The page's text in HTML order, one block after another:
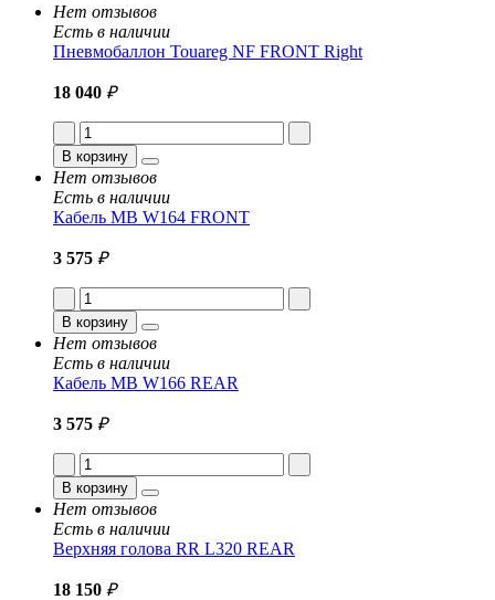
Нет отзывов
Есть в наличии
Пневмобаллон Touareg NF FRONT Right
18 040 ₽
В корзину
Нет отзывов
Есть в наличии
Кабель MB W164 FRONT
3 575 ₽
В корзину
Нет отзывов
Есть в наличии
Кабель MB W166 REAR
3 575 ₽
В корзину
Нет отзывов
Есть в наличии
Верхняя голова RR L320 REAR
18 150 ₽